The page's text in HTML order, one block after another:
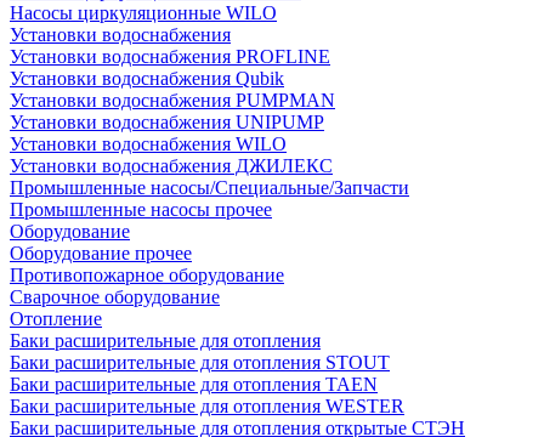
Насосы циркуляционные WILO
Установки водоснабжения
Установки водоснабжения PROFLINE
Установки водоснабжения Qubik
Установки водоснабжения PUMPMAN
Установки водоснабжения UNIPUMP
Установки водоснабжения WILO
Установки водоснабжения ДЖИЛЕКС
Промышленные насосы/Специальные/Запчасти
Промышленные насосы прочее
Оборудование
Оборудование прочее
Противопожарное оборудование
Сварочное оборудование
Отопление
Баки расширительные для отопления
Баки расширительные для отопления STOUT
Баки расширительные для отопления TAEN
Баки расширительные для отопления WESTER
Баки расширительные для отопления открытые СТЭН